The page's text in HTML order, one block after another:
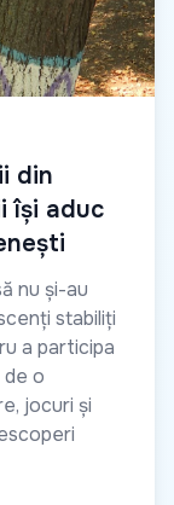
din
își aduc
nu și-au
stabiliți
a participa
de o
jocuri și